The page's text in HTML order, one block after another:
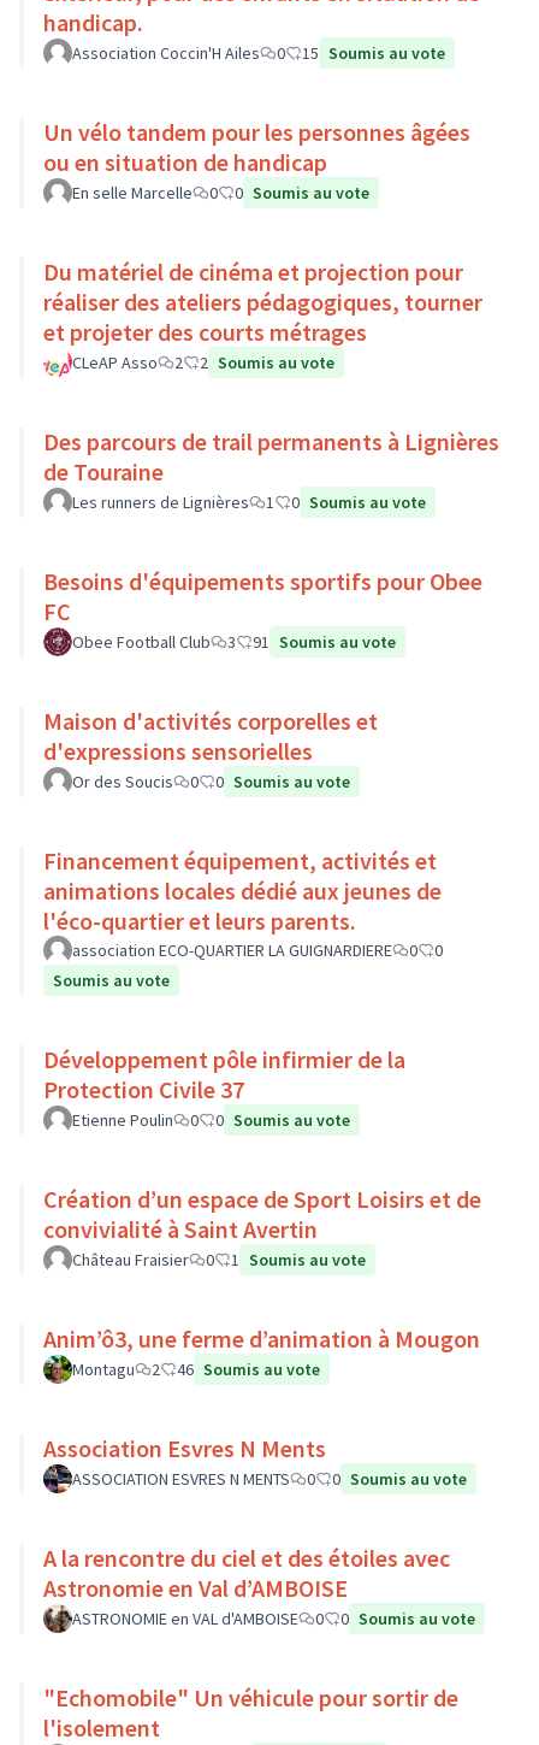
handicap.
Association Coccin'H Ailes 0 15 Soumis au vote
Un vélo tandem pour les personnes âgées
ou en situation de handicap
En selle Marcelle 0 0 Soumis au vote
Du matériel de cinéma et projection pour
réaliser des ateliers pédagogiques, tourner
et projeter des courts métrages
CLeAP Asso 2 2 Soumis au vote
Des parcours de trail permanents à Lignières
de Touraine
Les runners de Lignières 1 0 Soumis au vote
Besoins d'équipements sportifs pour Obee
FC
Obee Football Club 3 91 Soumis au vote
Maison d'activités corporelles et
d'expressions sensorielles
Or des Soucis 0 0 Soumis au vote
Financement équipement, activités et
animations locales dédié aux jeunes de
l'éco-quartier et leurs parents.
association ECO-QUARTIER LA GUIGNARDIERE 0
0
Soumis au vote
Développement pôle infirmier de la
Protection Civile 37
Etienne Poulin 0 0 Soumis au vote
Création d’un espace de Sport Loisirs et de
convivialité à Saint Avertin
Château Fraisier 0 1 Soumis au vote
Anim’ô3, une ferme d’animation à Mougon
Montagu 2 46 Soumis au vote
Association Esvres N Ments
ASSOCIATION ESVRES N MENTS 0 0 Soumis au vote
A la rencontre du ciel et des étoiles avec
Astronomie en Val d’AMBOISE
ASTRONOMIE en VAL d'AMBOISE 0 0 Soumis au vote
"Echomobile" Un véhicule pour sortir de
l'isolement